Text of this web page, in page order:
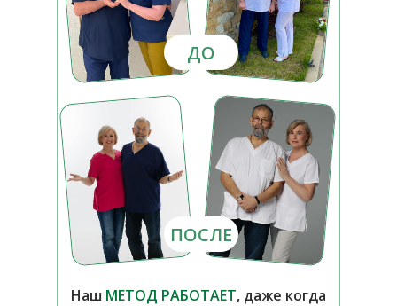
Наш МЕТОД РАБОТАЕТ, даже когда
ДО
ПОСЛЕ